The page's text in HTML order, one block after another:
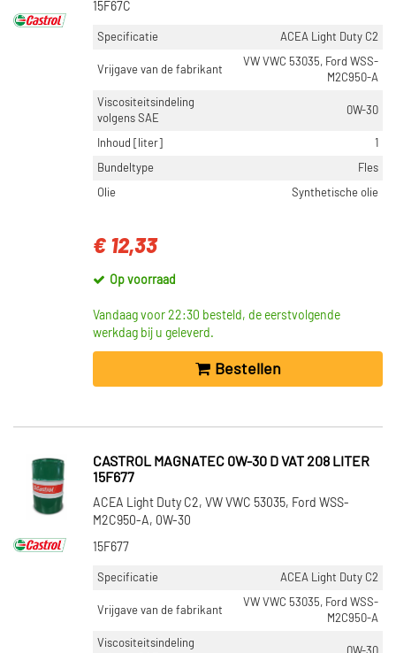
15F67C
Specificatie ACEA Light Duty C2
Vrijgave van de fabrikant
VW VWC 53035, Ford WSS-
M2C950-A
Viscositeitsindeling
volgens SAE
0W-30
Inhoud [liter]
1
Bundeltype
Fles
Olie
Synthetische olie
€ 12,33
Op voorraad
Vandaag voor 22:30 besteld, de eerstvolgende
werkdag bij u geleverd.
Bestellen
CASTROL MAGNATEC 0W-30 D VAT 208 LITER
15F677
ACEA Light Duty C2, VW VWC 53035, Ford WSS-
M2C950-A, 0W-30
15F677
Specificatie ACEA Light Duty C2
Vrijgave van de fabrikant
VW VWC 53035, Ford WSS-
M2C950-A
Viscositeitsindeling